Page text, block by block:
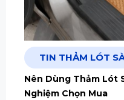
TIN THẢM LÓT
Nên Dùng Thảm Lót
Nghiệm Chọn Mua